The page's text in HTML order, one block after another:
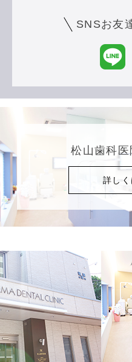
SNSお友
松山歯科医
詳しく